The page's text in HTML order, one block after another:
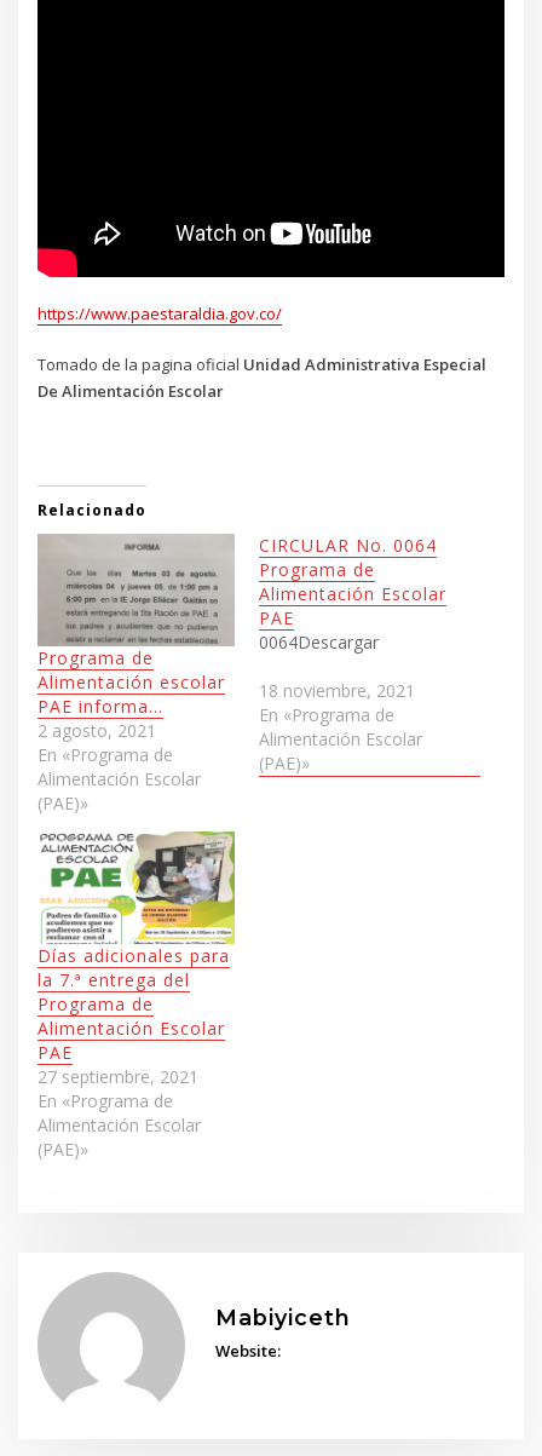
https://www.paestaraldia.gov.co/
Tomado de la pagina oficial Unidad Administrativa Especial
De Alimentación Escolar
Relacionado
Programa de
Alimentación escolar
PAE informa…
2 agosto, 2021
En «Programa de
Alimentación Escolar
(PAE)»
CIRCULAR No. 0064
Programa de
Alimentación Escolar
PAE
0064Descargar
18 noviembre, 2021
En «Programa de
Alimentación Escolar
(PAE)»
Días adicionales para
la 7.ª entrega del
Programa de
Alimentación Escolar
PAE
27 septiembre, 2021
En «Programa de
Alimentación Escolar
(PAE)»
Mabiyiceth
Website: